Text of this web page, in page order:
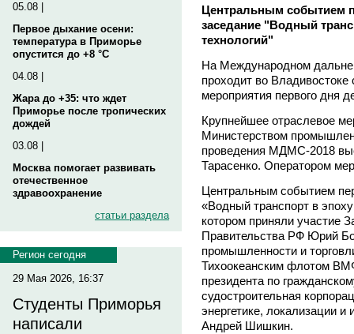
05.08 |
Первое дыхание осени:
температура в Приморье
опустится до +8 °C
04.08 |
Жара до +35: что ждет
Приморье после тропических
дождей
03.08 |
Москва помогает развивать
отечественное
здравоохранение
статьи раздела
Регион сегодня
29 Мая 2026, 16:37
Студенты Приморья
написали
Центральным событием
заседание "Водный
технологий"
На Международном
проходит во
мероприятия первого дня
Крупнейшее отраслевое
Министерством
проведения МДМС-2018
Тарасенко. Оператором
Центральным событием
«Водный транспорт в
котором приняли участие
Правительства РФ Юрий
промышленности и
Тихоокеанским флотом
президента по
судостроительная
энергетике, локализации
Андрей Шишкин.